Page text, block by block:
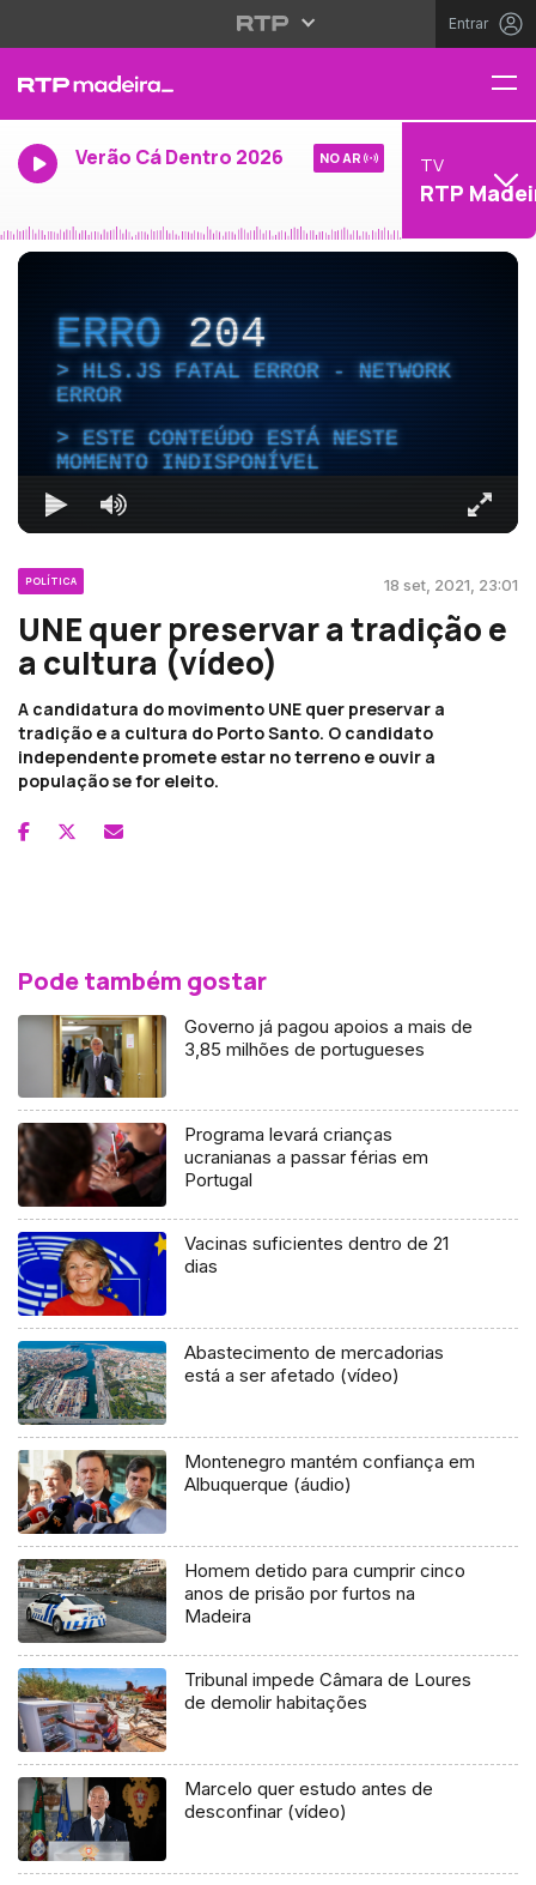
Entrar
Verão Cá Dentro 2026 NO AR TV
RTP
ERRO204
HLS.JS FATAL ERROR - NETWORK
ERROR
ESTE CONTEÚDO ESTÁ NESTE
MOMENTO INDISPONÍVEL
POLÍTICA 18 set, 2021, 23:01
UNE quer preservar a tradição e
a cultura (vídeo)
A candidatura do movimento UNE quer preservar a
tradição e a cultura do Porto Santo. O candidato
independente promete estar no terreno e ouvir a
população se for eleito.
Pode também gostar
Governo já pagou apoios a mais de
3,85 milhões de portugueses
Programa levará crianças
ucranianas a passar férias em
Portugal
Vacinas suficientes dentro de 21
dias
Abastecimento de mercadorias
está a ser afetado (vídeo)
Montenegro mantém confiança em
Albuquerque (áudio)
Homem detido para cumprir cinco
anos de prisão por furtos na
Madeira
Tribunal impede Câmara de Loures
de demolir habitações
Marcelo quer estudo antes de
desconfinar (vídeo)